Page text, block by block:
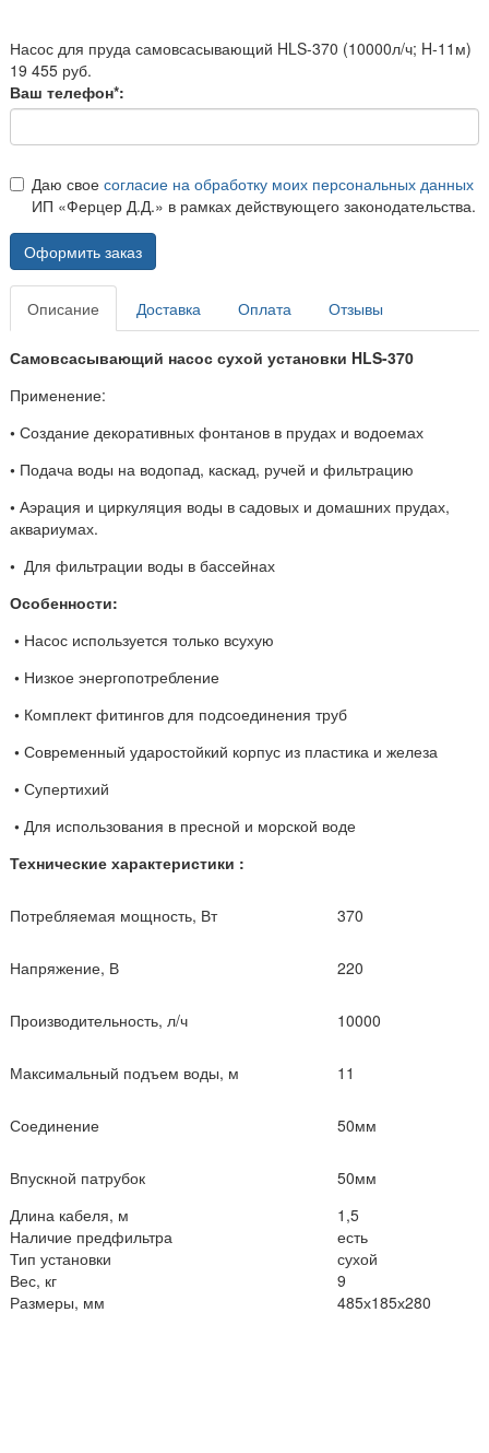
Насос для пруда самовсасывающий HLS-370 (10000л/ч; H-11м)
19 455 руб.
Ваш телефон*:
Даю свое согласие на обработку моих персональных данных
ИП «Ферцер Д.Д.» в рамках действующего законодательства.
Оформить заказ
Описание Доставка Оплата Отзывы
Самовсасывающий насос сухой установки HLS-370
Применение:
• Создание декоративных фонтанов в прудах и водоемах
• Подача воды на водопад, каскад, ручей и фильтрацию
• Аэрация и циркуляция воды в садовых и домашних прудах,
аквариумах.
• Для фильтрации воды в бассейнах
Особенности:
• Насос используется только всухую
• Низкое энергопотребление
• Комплект фитингов для подсоединения труб
• Современный ударостойкий корпус из пластика и железа
• Супертихий
• Для использования в пресной и морской воде
Технические характеристики :
Потребляемая мощность, Вт 370
Напряжение, В 220
Производительность, л/ч 10000
Максимальный подъем воды, м 11
Соединение 50мм
Впускной патрубок
50мм
Длина кабеля, м
1,5
Наличие предфильтра
есть
Тип установки
сухой
Вес, кг
9
Размеры, мм
485х185х280